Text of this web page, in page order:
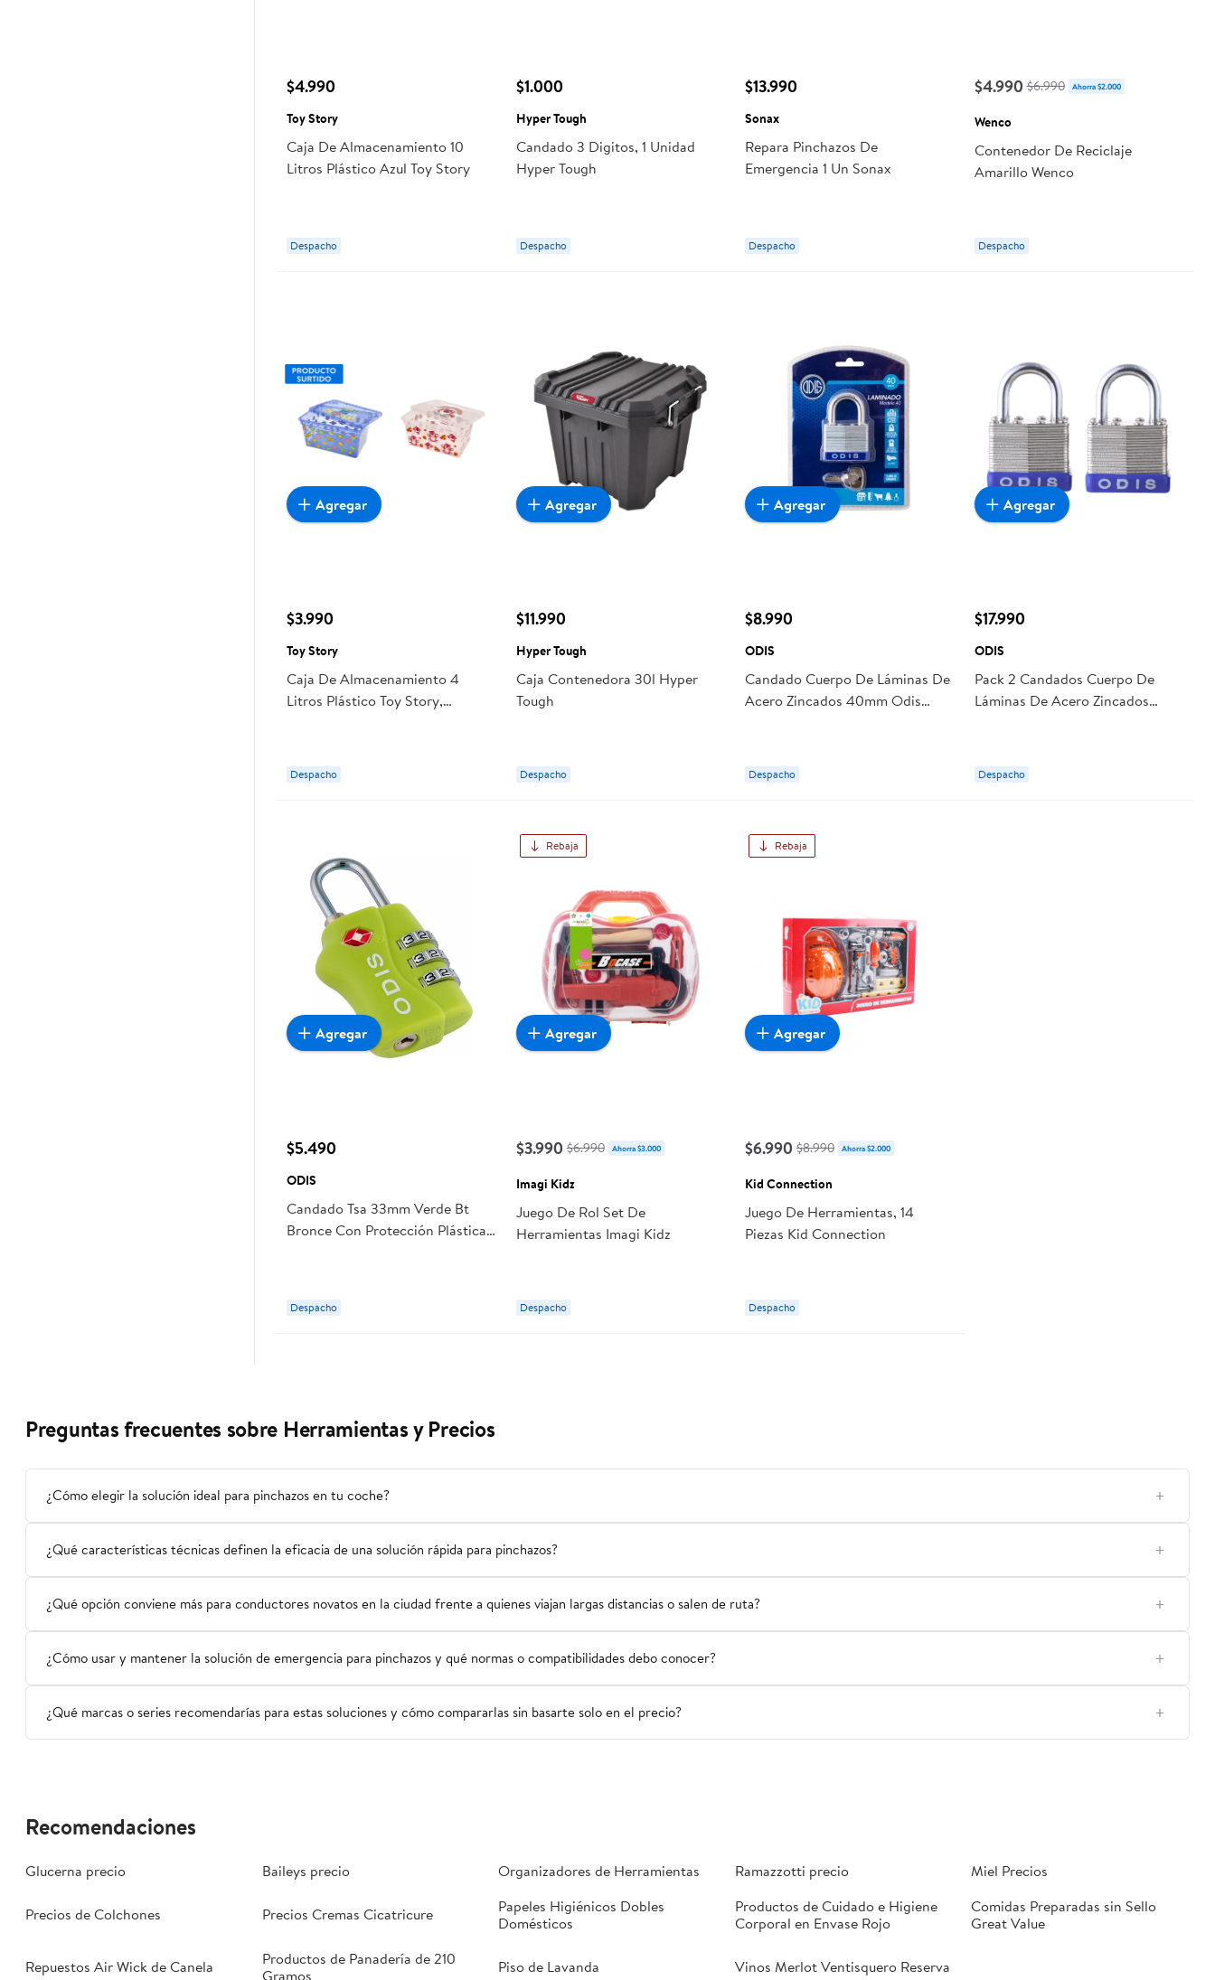
$4.990
Toy Story
Caja De Almacenamiento 10
Litros Plástico Azul Toy Story
Despacho
$1.000
Hyper Tough
Candado 3 Digitos, 1 Unidad
Hyper Tough
Despacho
$13.990
Sonax
Repara Pinchazos De
Emergencia 1 Un Sonax
Despacho
$4.990 $6.990 Ahorra $2.000
Wenco
Contenedor De Reciclaje
Amarillo Wenco
Despacho
$3.990
Toy Story
Caja De Almacenamiento 4
Litros Plástico Toy Story,
Despacho
Agregar
$11.990
Hyper Tough
Caja Contenedora 30l Hyper
Tough
Despacho
Agregar
$8.990
ODIS
Candado Cuerpo De Láminas De
Acero Zincados 40mm Odis
Despacho
Agregar
$17.990
ODIS
Pack 2 Candados Cuerpo De
Láminas De Acero Zincados
Despacho
Agregar
$5.490
ODIS
Candado Tsa 33mm Verde Bt
Bronce Con Protección Plástica
Despacho
Agregar
Rebaja
$3.990 $6.990 Ahorra $3.000
Imagi Kidz
Juego De Rol Set De
Herramientas Imagi Kidz
Despacho
Agregar
Rebaja
$6.990 $8.990 Ahorra $2.000
Kid Connection
Juego De Herramientas, 14
Piezas Kid Connection
Despacho
Agregar
Preguntas frecuentes sobre Herramientas y Precios
¿Cómo elegir la solución ideal para pinchazos en tu coche?
¿Qué características técnicas definen la eficacia de una solución rápida para pinchazos?
¿Qué opción conviene más para conductores novatos en la ciudad frente a quienes viajan largas distancias o salen de ruta?
¿Cómo usar y mantener la solución de emergencia para pinchazos y qué normas o compatibilidades debo conocer?
¿Qué marcas o series recomendarías para estas soluciones y cómo compararlas sin basarte solo en el precio?
Recomendaciones
Glucerna precio Baileys precio Organizadores de Herramientas Ramazzotti precio Miel Precios
Precios de Colchones Precios Cremas Cicatricure
Papeles Higiénicos Dobles
Domésticos
Productos de Cuidado e Higiene
Corporal en Envase Rojo
Comidas Preparadas sin Sello
Great Value
Repuestos Air Wick de Canela
Productos de Panadería de 210
Gramos
Piso de Lavanda Vinos Merlot Ventisquero Reserva